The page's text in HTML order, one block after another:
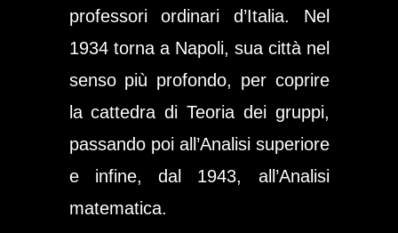
professori ordinari d’Italia. Nel
1934 torna a Napoli, sua città nel
senso più profondo, per coprire
la cattedra di Teoria dei gruppi,
passando poi all’Analisi superiore
e infine, dal 1943, all’Analisi
matematica.